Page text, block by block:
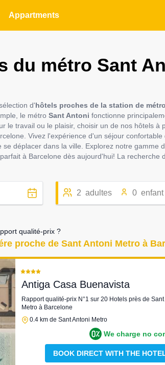
du métro Sant
d'hôtels proches de la station de
le métro Sant Antoni fonctionne
le travail ou le plaisir, choisir un de nos hôtels
Vivez l'expérience d'un séjour
déplacer dans la ville. Explorez notre gamme
à Barcelone dès aujourd'hui! La recherche
2 adultes 0 enfant
qualité-prix ?
proche de Sant Antoni Metro à
Antiga Casa Buenavista
Rapport qualité-prix N°1 sur 20 Hotels près de Sant
Metro à Barcelone
0.4 km de Sant Antoni Metro
We charge no
BOOK DIRECT WITH THE
Appartments